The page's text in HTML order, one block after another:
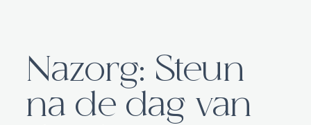
Nazorg: Steun
na de dag van